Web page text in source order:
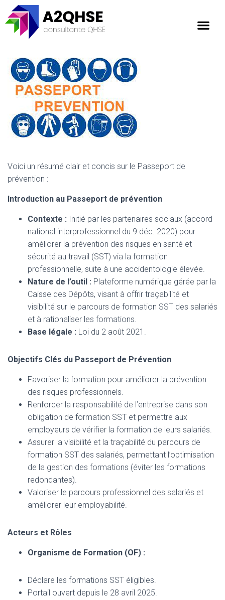
Voici un résumé clair et concis sur le Passeport de
prévention :
Introduction au Passeport de prévention
Contexte : Initié par les partenaires sociaux (accord
national interprofessionnel du 9 déc. 2020) pour
améliorer la prévention des risques en santé et
sécurité au travail (SST) via la formation
professionnelle, suite à une accidentologie élevée.
Nature de l’outil : Plateforme numérique gérée par la
Caisse des Dépôts, visant à offrir traçabilité et
visibilité sur le parcours de formation SST des salariés
et à rationaliser les formations.
Base légale : Loi du 2 août 2021.
Objectifs Clés du Passeport de Prévention
Favoriser la formation pour améliorer la prévention
des risques professionnels.
Renforcer la responsabilité de l’entreprise dans son
obligation de formation SST et permettre aux
employeurs de vérifier la formation de leurs salariés.
Assurer la visibilité et la traçabilité du parcours de
formation SST des salariés, permettant l’optimisation
de la gestion des formations (éviter les formations
redondantes).
Valoriser le parcours professionnel des salariés et
améliorer leur employabilité.
Acteurs et Rôles
Organisme de Formation (OF) :
Déclare les formations SST éligibles.
Portail ouvert depuis le 28 avril 2025.